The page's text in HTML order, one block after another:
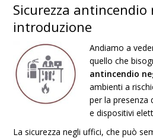
Sicurezza
introduzione
Andiamo a
quello che
antincendio
ambienti a
per la presenza
e dispositivi
La sicurezza negli uffici, che può